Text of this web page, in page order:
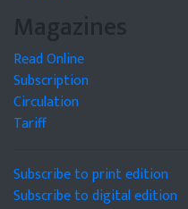
Magazines
Read Online
Subscription
Circulation
Tariff
Subscribe to print edition
Subscribe to digital edition